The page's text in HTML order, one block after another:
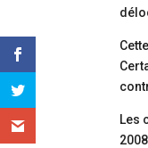
Les